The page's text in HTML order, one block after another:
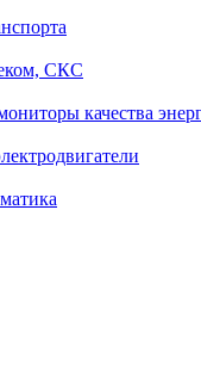
СКС
качества